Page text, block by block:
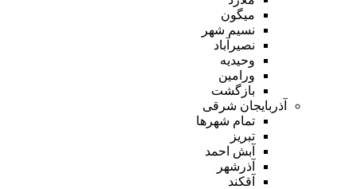
میگون
نسیم شهر
نصیرآباد
وحیدیه
ورامین
بازگشت
آذربایجان شرقی
تمام شهر‌ها
تبریز
آبش احمد
آذرشهر
آقکند